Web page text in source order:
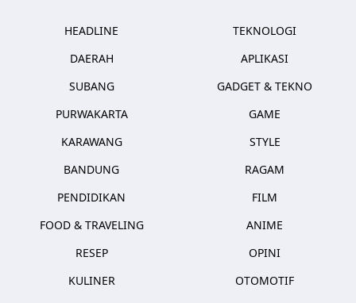
HEADLINE
DAERAH
SUBANG
PURWAKARTA
KARAWANG
BANDUNG
PENDIDIKAN
FOOD & TRAVELING
RESEP
KULINER
TEKNOLOGI
APLIKASI
GADGET & TEKNO
GAME
STYLE
RAGAM
FILM
ANIME
OPINI
OTOMOTIF